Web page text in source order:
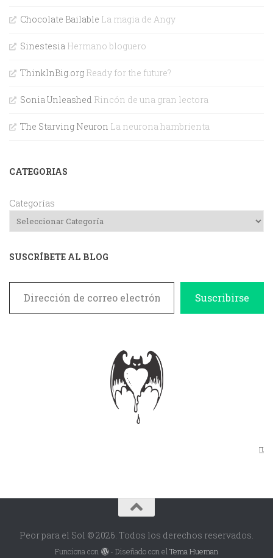
Chocolate Bailable La magia de Angy
Sinestesia Hermano bloguero
ThinkInBig.org Ready for the future?
Sonia Unleashed Rincón de una gran lectora
The Starving Neuron La neurona hambrienta
CATEGORIAS
Categorías
SUSCRÍBETE AL BLOG
Dirección de correo electrónico
Suscribirse
π
Peor para el Sol © 2026. Todos los derechos reservados.
Funciona con - Diseñado con el Tema Hueman